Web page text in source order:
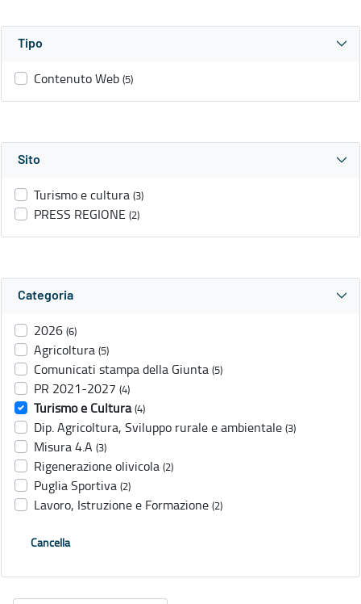
Tipo
Contenuto Web (5)
Sito
Turismo e cultura (3)
PRESS REGIONE (2)
Categoria
2026 (6)
Agricoltura (5)
Comunicati stampa della Giunta (5)
PR 2021-2027 (4)
Turismo e Cultura (4)
Dip. Agricoltura, Sviluppo rurale e ambientale (3)
Misura 4.A (3)
Rigenerazione olivicola (2)
Puglia Sportiva (2)
Lavoro, Istruzione e Formazione (2)
Cancella